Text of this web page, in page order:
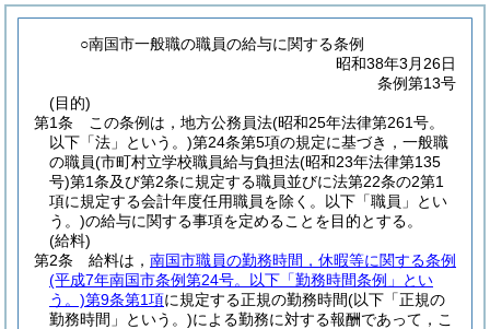
○南国市一般職の職員の給与に関する条例
昭和38年3月26日
条例第13号
(目的)
第1条
この条例は，地方公務員法(昭和25年法律第261号。
以下「法」という。)第24条第5項の規定に基づき，一般職
の職員(市町村立学校職員給与負担法(昭和23年法律第135
号)第1条及び第2条に規定する職員並びに法第22条の2第1
項に規定する会計年度任用職員を除く。以下「職員」とい
う。)の給与に関する事項を定めることを目的とする。
(給料)
第2条
給料は， 南国市職員の勤務時間，休暇等に関する条例
(平成7年南国市条例第24号。以下「勤務時間条例」とい
う。)第9条第1項に規定する正規の勤務時間(以下「正規の
勤務時間」という。)による勤務に対する報酬であって，こ